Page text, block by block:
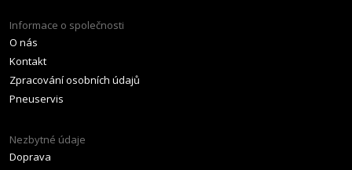
Informace o společnosti
O nás
Kontakt
Zpracování osobních údajů
Pneuservis
Nezbytné údaje
Doprava